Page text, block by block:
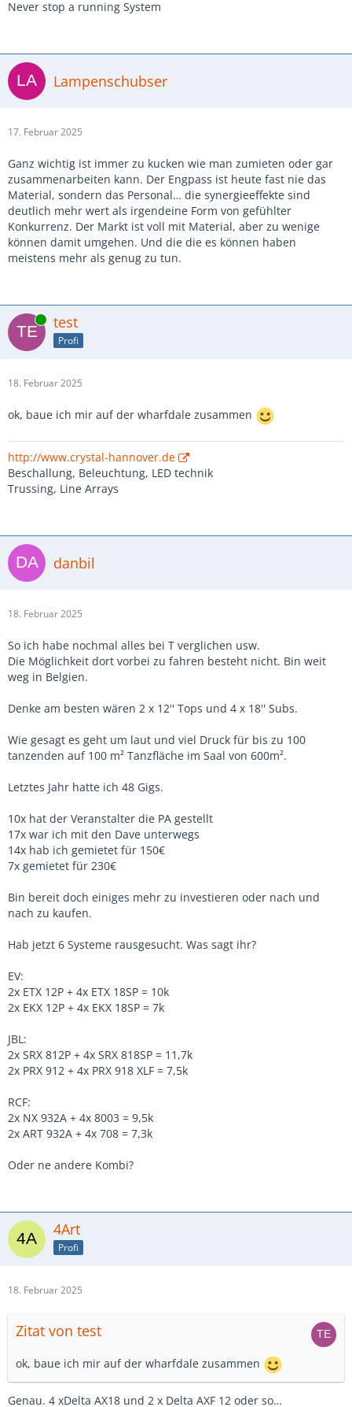
Never stop a running System
Lampenschubser
17. Februar 2025
Ganz wichtig ist immer zu kucken wie man zumieten oder gar
zusammenarbeiten kann. Der Engpass ist heute fast nie das
Material, sondern das Personal… die synergieeffekte sind
deutlich mehr wert als irgendeine Form von gefühlter
Konkurrenz. Der Markt ist voll mit Material, aber zu wenige
können damit umgehen. Und die die es können haben
meistens mehr als genug zu tun.
Online test
Profi
18. Februar 2025
ok, baue ich mir auf der wharfdale zusammen
http://www.crystal-hannover.de
Beschallung, Beleuchtung, LED technik
Trussing, Line Arrays
danbil
18. Februar 2025
So ich habe nochmal alles bei T verglichen usw.
Die Möglichkeit dort vorbei zu fahren besteht nicht. Bin weit
weg in Belgien.
Denke am besten wären 2 x 12'' Tops und 4 x 18'' Subs.
Wie gesagt es geht um laut und viel Druck für bis zu 100
tanzenden auf 100 m² Tanzfläche im Saal von 600m².
Letztes Jahr hatte ich 48 Gigs.
10x hat der Veranstalter die PA gestellt
17x war ich mit den Dave unterwegs
14x hab ich gemietet für 150€
7x gemietet für 230€
Bin bereit doch einiges mehr zu investieren oder nach und
nach zu kaufen.
Hab jetzt 6 Systeme rausgesucht. Was sagt ihr?
EV:
2x ETX 12P + 4x ETX 18SP = 10k
2x EKX 12P + 4x EKX 18SP = 7k
JBL:
2x SRX 812P + 4x SRX 818SP = 11,7k
2x PRX 912 + 4x PRX 918 XLF = 7,5k
RCF:
2x NX 932A + 4x 8003 = 9,5k
2x ART 932A + 4x 708 = 7,3k
Oder ne andere Kombi?
4Art
Profi
18. Februar 2025
Zitat von test
ok, baue ich mir auf der wharfdale zusammen
Genau. 4 xDelta AX18 und 2 x Delta AXF 12 oder so…